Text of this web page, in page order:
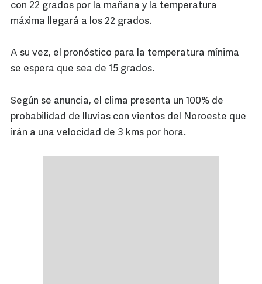
con 22 grados por la mañana y la temperatura
máxima llegará a los 22 grados.
A su vez, el pronóstico para la temperatura mínima
se espera que sea de 15 grados.
Según se anuncia, el clima presenta un 100% de
probabilidad de lluvias con vientos del Noroeste que
irán a una velocidad de 3 kms por hora.